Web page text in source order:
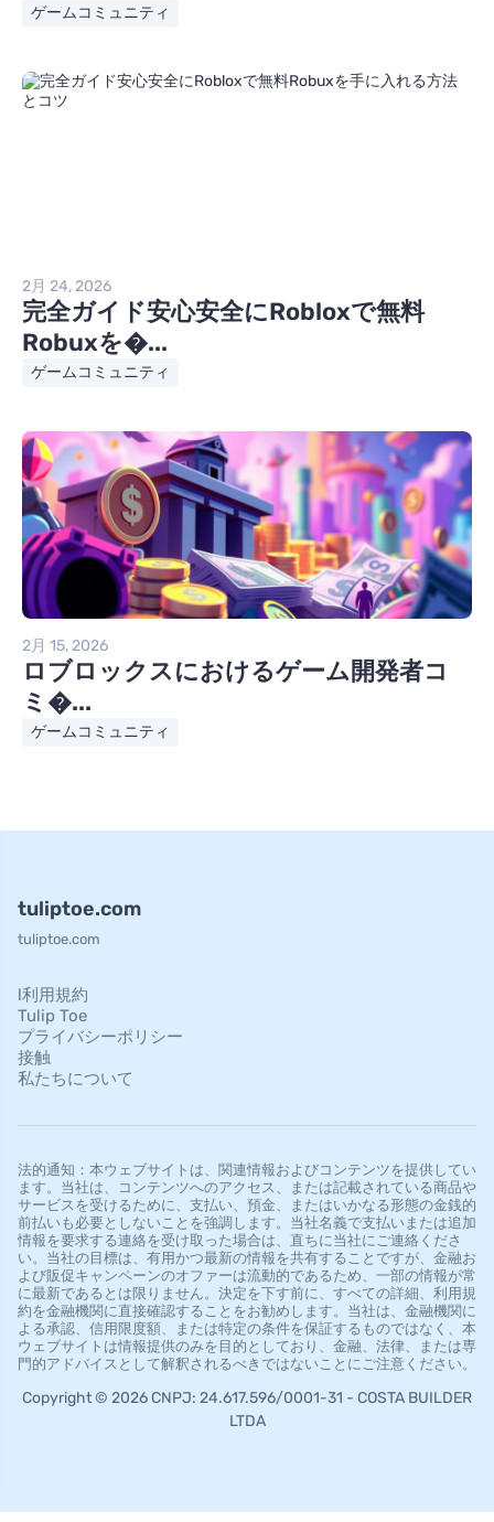
ゲームコミュニティ
2月 24, 2026
完全ガイド安心安全にRobloxで無料
Robuxを�...
ゲームコミュニティ
2月 15, 2026
ロブロックスにおけるゲーム開発者コ
ミ�...
ゲームコミュニティ
tuliptoe.com
tuliptoe.com
l利用規約
Tulip Toe
プライバシーポリシー
接触
私たちについて
法的通知：本ウェブサイトは、関連情報およびコンテンツを提供してい
ます。当社は、コンテンツへのアクセス、または記載されている商品や
サービスを受けるために、支払い、預金、またはいかなる形態の金銭的
前払いも必要としないことを強調します。当社名義で支払いまたは追加
情報を要求する連絡を受け取った場合は、直ちに当社にご連絡くださ
い。当社の目標は、有用かつ最新の情報を共有することですが、金融お
よび販促キャンペーンのオファーは流動的であるため、一部の情報が常
に最新であるとは限りません。決定を下す前に、すべての詳細、利用規
約を金融機関に直接確認することをお勧めします。当社は、金融機関に
よる承認、信用限度額、または特定の条件を保証するものではなく、本
ウェブサイトは情報提供のみを目的としており、金融、法律、または専
門的アドバイスとして解釈されるべきではないことにご注意ください。
Copyright © 2026 CNPJ: 24.617.596/0001-31 - COSTA BUILDER
LTDA